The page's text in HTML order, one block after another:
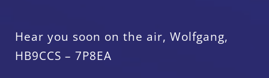
Hear you soon on the air, Wolfgang,
HB9CCS – 7P8EA